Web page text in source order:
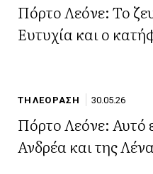
Πόρτο Λεόνε: Το
Ευτυχία και ο
ΤΗΛΕΟΡΑΣΗ 30.05.26
Πόρτο Λεόνε: Αυτό
Ανδρέα και της